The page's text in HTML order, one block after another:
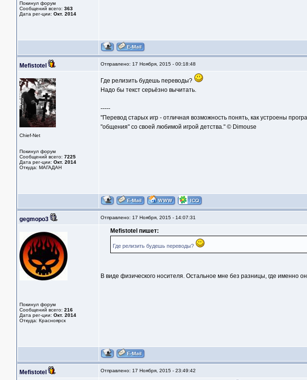
Покинул форум
Сообщений всего: 363
Дата рег-ции: Окт. 2014
Mefistotel Отправлено: 17 Ноября, 2015 - 00:18:48
Chief-Net
Покинул форум
Сообщений всего: 7225
Дата рег-ции: Окт. 2014
Откуда: МАГАДАН
Где релизить будешь переводы?
Надо бы текст серьёзно вычитать.
-----
"Перевод старых игр - отличная возможность понять, как устроены
"общения" со своей любимой игрой детства." © Dimouse
gegmopo3 Отправлено: 17 Ноября, 2015 - 14:07:31
Покинул форум
Сообщений всего: 216
Дата рег-ции: Окт. 2014
Откуда: Красноярск
Mefistotel пишет:
Где релизить будешь переводы?
В виде физического носителя. Остальное мне без разницы, где именно
Mefistotel Отправлено: 17 Ноября, 2015 - 23:49:42